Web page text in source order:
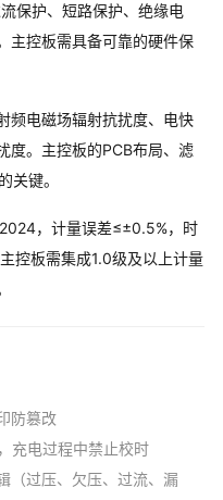
保护、短路保护、绝缘电
主控板需具备可靠的硬件保
频电磁场辐射抗扰度、电快
度。主控板的PCB布局、滤
关键。
，计量误差≤±0.5%，时
控板需集成1.0级及以上计量
防篡改
充电过程中禁止校时
（过压、欠压、过流、漏